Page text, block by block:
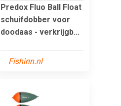
Predox Fluo Ball Float
schuifdobber voor
doodaas - verkrijgb...
Fishinn.nl